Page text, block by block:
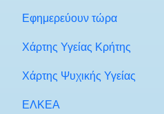
Εφημερεύουν τώρα
Χάρτης Υγείας Κρήτης
Χάρτης Ψυχικής Υγείας
ΕΛΚΕΑ